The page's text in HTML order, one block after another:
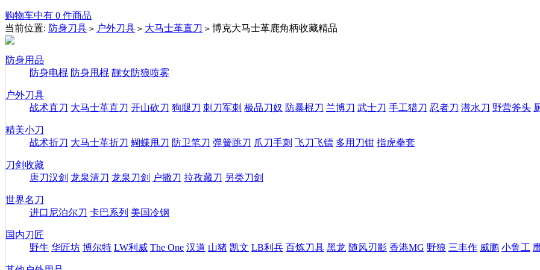
购物车中有 0 件商品
当前位置: 防身刀具 > 户外刀具 > 大马士革直刀 > 博克大马士革鹿角柄收藏精品
防身用品
防身电棍 防身甩棍 靓女防狼喷雾
户外刀具
战术直刀 大马士革直刀 开山砍刀 狗腿刀 刺刀军刺 极品刀奴 防暴棍刀 兰博刀 武士刀 手工猎刀 忍者刀 潜水刀 野营斧头
精美小刀
战术折刀 大马士革折刀 蝴蝶甩刀 防卫笔刀 弹簧跳刀 爪刀手刺 飞刀飞镖 多用刀钳 指虎拳套
刀剑收藏
唐刀汉剑 龙泉清刀 龙泉刀剑 户撒刀 拉孜藏刀 另类刀剑
世界名刀
进口尼泊尔刀 卡巴系列 美国冷钢
国内刀匠
野牛 华匠坊 博尔特 LW利威 The One 汉道 山猪 凯文 LB利兵 百炼刀具 黑龙 随风刃影 香港MG 野狼 三丰作 威鹏 小鲁工